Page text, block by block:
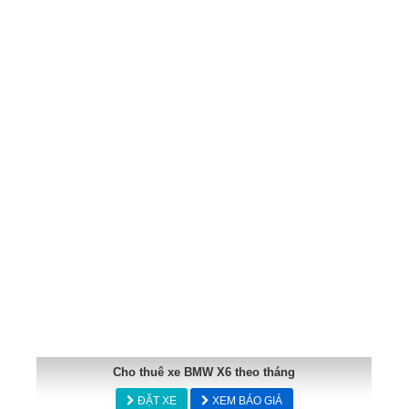
Cho thuê xe BMW X6 theo tháng
ĐẶT XE XEM BÁO GIÁ